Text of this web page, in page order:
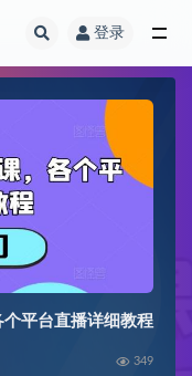
登录
平台直播详细教程
349